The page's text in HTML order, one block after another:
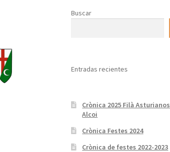
Buscar
Entradas recientes
Crònica 2025 Filà Asturianos
Alcoi
Crònica Festes 2024
Crònica de festes 2022-2023